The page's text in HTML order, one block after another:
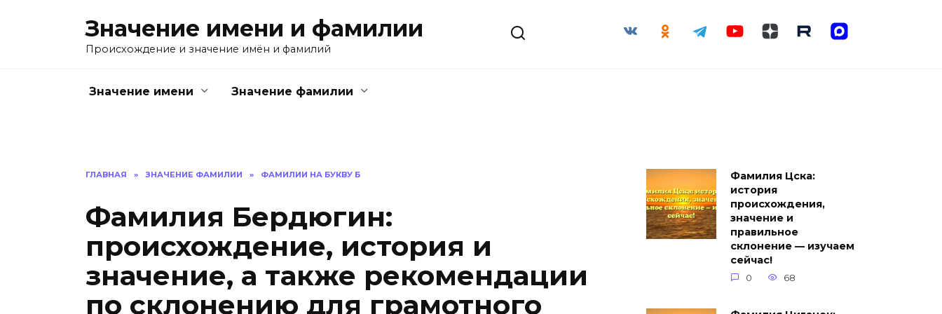
Значение имени и фамилии
Происхождение и значение имён и фамилий
Значение имени Значение фамилии
ГЛАВНАЯ » ЗНАЧЕНИЕ ФАМИЛИИ » ФАМИЛИИ НА БУКВУ Б
Фамилия Бердюгин:
происхождение, история и
значение, а также рекомендации
по склонению для грамотного
Фамилия Цска:
история
происхождения,
значение и
правильное
склонение — изучаем
сейчас!
0 68